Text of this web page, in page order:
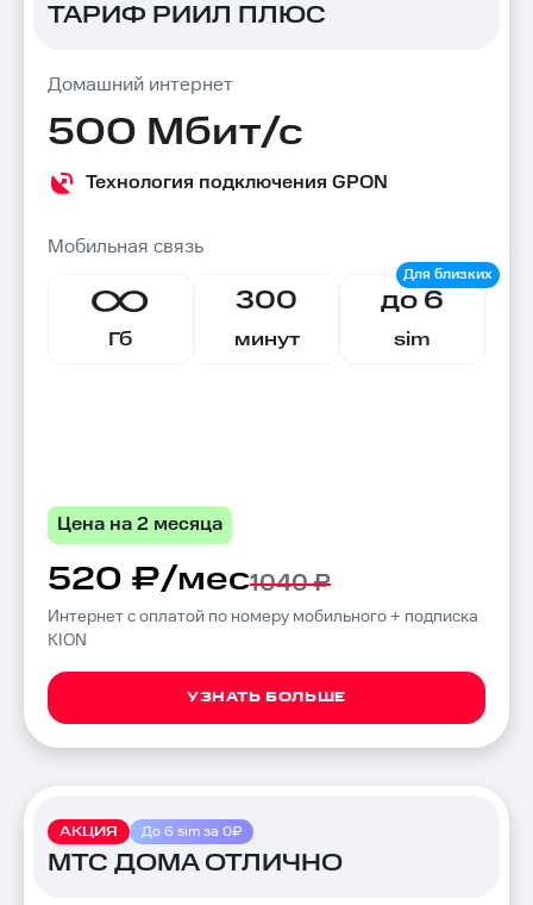
ТАРИФ РИИЛ ПЛЮС
Домашний интернет
500 Мбит/с
Технология подключения GPON
Мобильная связь
Гб
300
минут
до 6
sim
Цена на 2 месяца
520 ₽/мес1040 ₽
Интернет с оплатой по номеру мобильного + подписка
KION
УЗНАТЬ БОЛЬШЕ
АКЦИЯ До 6 sim за 0₽
МТС ДОМА ОТЛИЧНО